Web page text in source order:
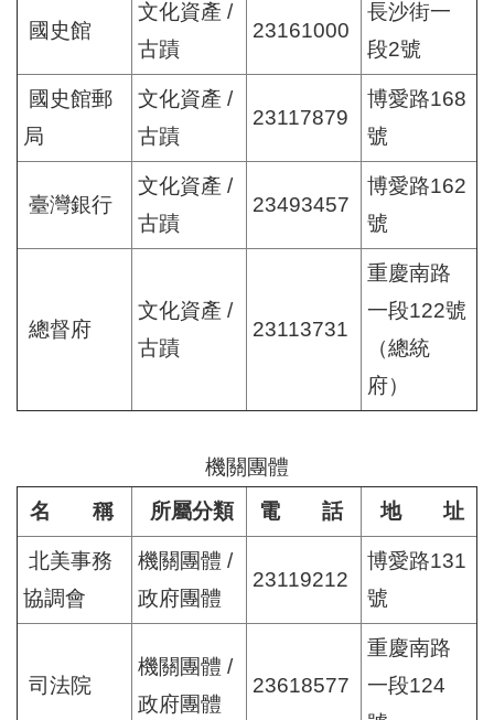
國史館
文化資產 /
古蹟
23161000
長沙街一
段2號
國史館郵
局
文化資產 /
古蹟
23117879
博愛路168
號
臺灣銀行
文化資產 /
古蹟
23493457
博愛路162
號
總督府
文化資產 /
古蹟
23113731
重慶南路
一段122號
（總統
府）
名 稱 所屬分類 電 話 地 址
機關團體
北美事務
協調會
機關團體 /
政府團體
23119212
博愛路131
號
司法院
機關團體 /
政府團體
23618577
重慶南路
一段124